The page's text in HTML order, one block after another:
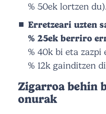
% 50ek lortzen du).
Erretzeari uzten
% 25ek berriro
% 40k bi eta
% 12k gainditzen
Zigarroa behin
onurak